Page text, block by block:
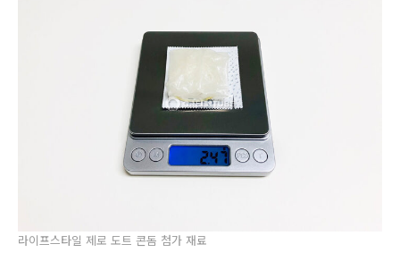
라이프스타일 제로 도트 콘돔 첨가 재료